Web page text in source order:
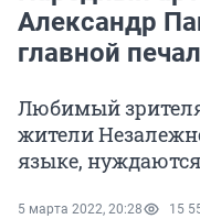
Александр
главной
Любимый
жители
языке,
5 марта 2022, 20:28 15